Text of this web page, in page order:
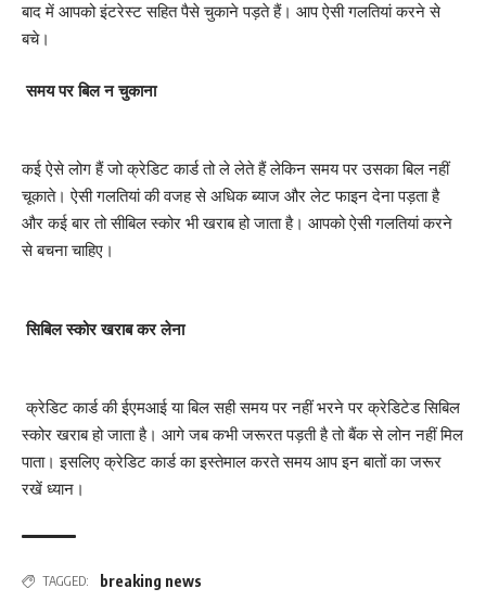
बाद में आपको इंटरेस्ट सहित पैसे चुकाने पड़ते हैं। आप ऐसी गलतियां करने से
बचे।
समय पर बिल न चुकाना
कई ऐसे लोग हैं जो क्रेडिट कार्ड तो ले लेते हैं लेकिन समय पर उसका बिल नहीं
चूकाते। ऐसी गलतियां की वजह से अधिक ब्याज और लेट फाइन देना पड़ता है
और कई बार तो सीबिल स्कोर भी खराब हो जाता है। आपको ऐसी गलतियां करने
से बचना चाहिए।
सिबिल स्कोर खराब कर लेना
क्रेडिट कार्ड की ईएमआई या बिल सही समय पर नहीं भरने पर क्रेडिटेड सिबिल
स्कोर खराब हो जाता है। आगे जब कभी जरूरत पड़ती है तो बैंक से लोन नहीं मिल
पाता। इसलिए क्रेडिट कार्ड का इस्तेमाल करते समय आप इन बातों का जरूर
रखें ध्यान।
TAGGED: breaking news